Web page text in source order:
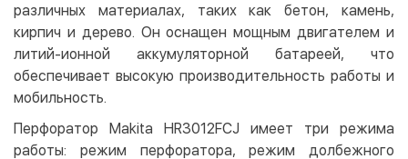
Оплата на карту юр.лица
Оплата на счет юр.лица
Кредит
Оплата частями (Приватбанк)
различных материалах, таких как бетон, камень,
кирпич и дерево. Он оснащен мощным двигателем и
литий-ионной аккумуляторной батареей, что
обеспечивает высокую производительность работы и
мобильность.
Перфоратор Makita HR3012FCJ имеет три режима
работы: режим перфоратора, режим долбежного